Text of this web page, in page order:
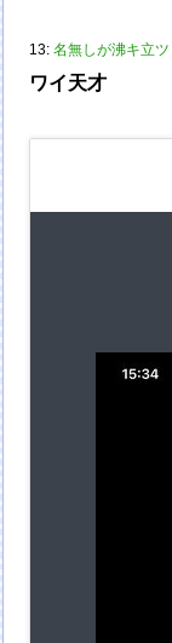
13:名無しが沸キ立ツ
ワイ天才